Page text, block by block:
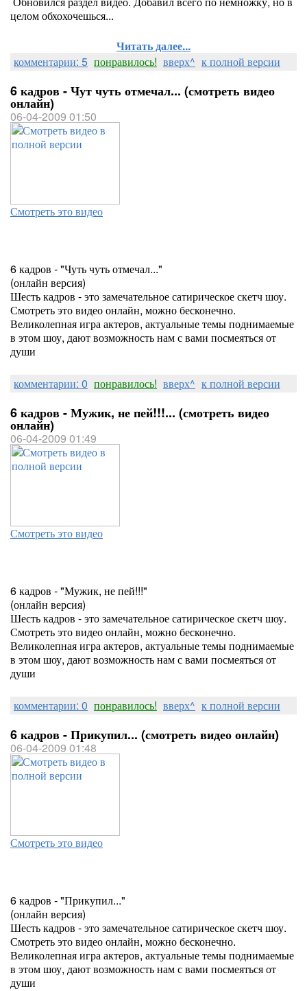
целом обхохочешься...
Читать далее...
комментарии: 5 понравилось! вверх^ к полной версии
6 кадров - Чут чуть отмечал... (смотреть видео
онлайн)
06-04-2009 01:50
Смотреть это видео
6 кадров - "Чуть чуть отмечал..."
(онлайн версия)
Шесть кадров - это замечательное сатирическое скетч шоу.
Смотреть это видео онлайн, можно бесконечно.
Великолепная игра актеров, актуальные темы поднимаемые
в этом шоу, дают возможность нам с вами посмеяться от
души
комментарии: 0 понравилось! вверх^ к полной версии
6 кадров - Мужик, не пей!!!... (смотреть видео
онлайн)
06-04-2009 01:49
Смотреть это видео
6 кадров - "Мужик, не пей!!!"
(онлайн версия)
Шесть кадров - это замечательное сатирическое скетч шоу.
Смотреть это видео онлайн, можно бесконечно.
Великолепная игра актеров, актуальные темы поднимаемые
в этом шоу, дают возможность нам с вами посмеяться от
души
комментарии: 0 понравилось! вверх^ к полной версии
6 кадров - Прикупил... (смотреть видео онлайн)
06-04-2009 01:48
Смотреть это видео
6 кадров - "Прикупил..."
(онлайн версия)
Шесть кадров - это замечательное сатирическое скетч шоу.
Смотреть это видео онлайн, можно бесконечно.
Великолепная игра актеров, актуальные темы поднимаемые
в этом шоу, дают возможность нам с вами посмеяться от
души